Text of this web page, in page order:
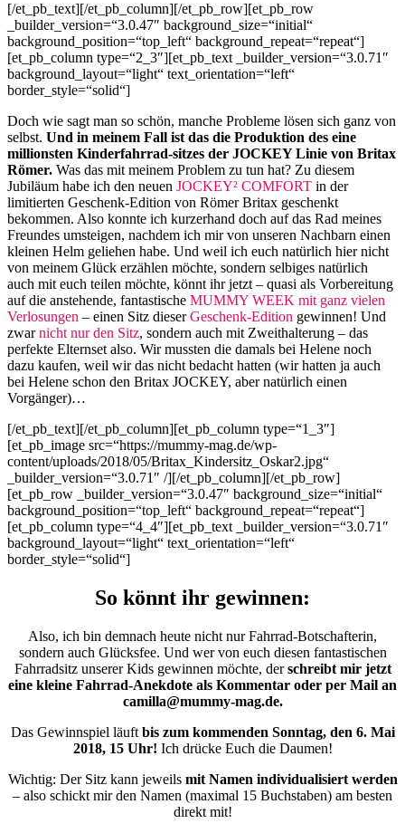
[/et_pb_text][/et_pb_column][/et_pb_row][et_pb_row
_builder_version=“3.0.47″ background_size=“initial“
background_position=“top_left“ background_repeat=“repeat“]
[et_pb_column type=“2_3″][et_pb_text _builder_version=“3.0.71″
background_layout=“light“ text_orientation=“left“
border_style=“solid“]
Doch wie sagt man so schön, manche Probleme lösen sich ganz von
selbst. Und in meinem Fall ist das die Produktion des eine
millionsten Kinderfahrrad-sitzes der JOCKEY Linie von Britax
Römer. Was das mit meinem Problem zu tun hat? Zu diesem
Jubiläum habe ich den neuen JOCKEY² COMFORT in der
limitierten Geschenk-Edition von Römer Britax geschenkt
bekommen. Also konnte ich kurzerhand doch auf das Rad meines
Freundes umsteigen, nachdem ich mir von unseren Nachbarn einen
kleinen Helm geliehen habe. Und weil ich euch natürlich hier nicht
von meinem Glück erzählen möchte, sondern selbiges natürlich
auch mit euch teilen möchte, könnt ihr jetzt – quasi als Vorbereitung
auf die anstehende, fantastische MUMMY WEEK mit ganz vielen
Verlosungen – einen Sitz dieserGeschenk-Edition gewinnen! Und
zwarnicht nur den Sitz, sondern auch mit Zweithalterung – das
perfekte Elternset also. Wir mussten die damals bei Helene noch
dazu kaufen, weil wir das nicht bedacht hatten (wir hatten ja auch
bei Helene schon den Britax JOCKEY, aber natürlich einen
Vorgänger)…
[/et_pb_text][/et_pb_column][et_pb_column type=“1_3″]
[et_pb_image src=“https://mummy-mag.de/wp-
content/uploads/2018/05/Britax_Kindersitz_Oskar2.jpg“
_builder_version=“3.0.71″ /][/et_pb_column][/et_pb_row]
[et_pb_row _builder_version=“3.0.47″ background_size=“initial“
background_position=“top_left“ background_repeat=“repeat“]
[et_pb_column type=“4_4″][et_pb_text _builder_version=“3.0.71″
background_layout=“light“ text_orientation=“left“
border_style=“solid“]
So könnt ihr gewinnen:
Also, ich bin demnach heute nicht nur Fahrrad-Botschafterin,
sondern auch Glücksfee. Und wer von euch diesen fantastischen
Fahrradsitz unserer Kids gewinnen möchte, derschreibt mir jetzt
eine kleine Fahrrad-Anekdote als Kommentar oder per Mail an
camilla@mummy-mag.de.
Das Gewinnspiel läuft bis zum kommenden Sonntag, den 6. Mai
2018, 15 Uhr! Ich drücke Euch die Daumen!
Wichtig: Der Sitz kann jeweils mit Namen individualisiert werden
– also schickt mir den Namen (maximal 15 Buchstaben) am besten
direkt mit!